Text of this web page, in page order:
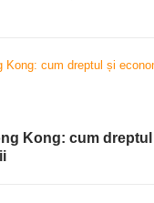
Kong: cum